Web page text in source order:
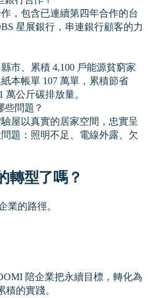
，包含已連續第四年合作的台
星展銀行，串連銀行顧客的力
市、累積 4,100 戶能源貧窮家
本帳單 107 萬單，累積節省
萬公斤碳排放量。
些問題？
驗屋以真實的居家空間，忠實呈
題：照明不足、電線外露、欠
轉型了嗎？
業的路徑。
陪企業把永續目標，轉化為
積的實踐。